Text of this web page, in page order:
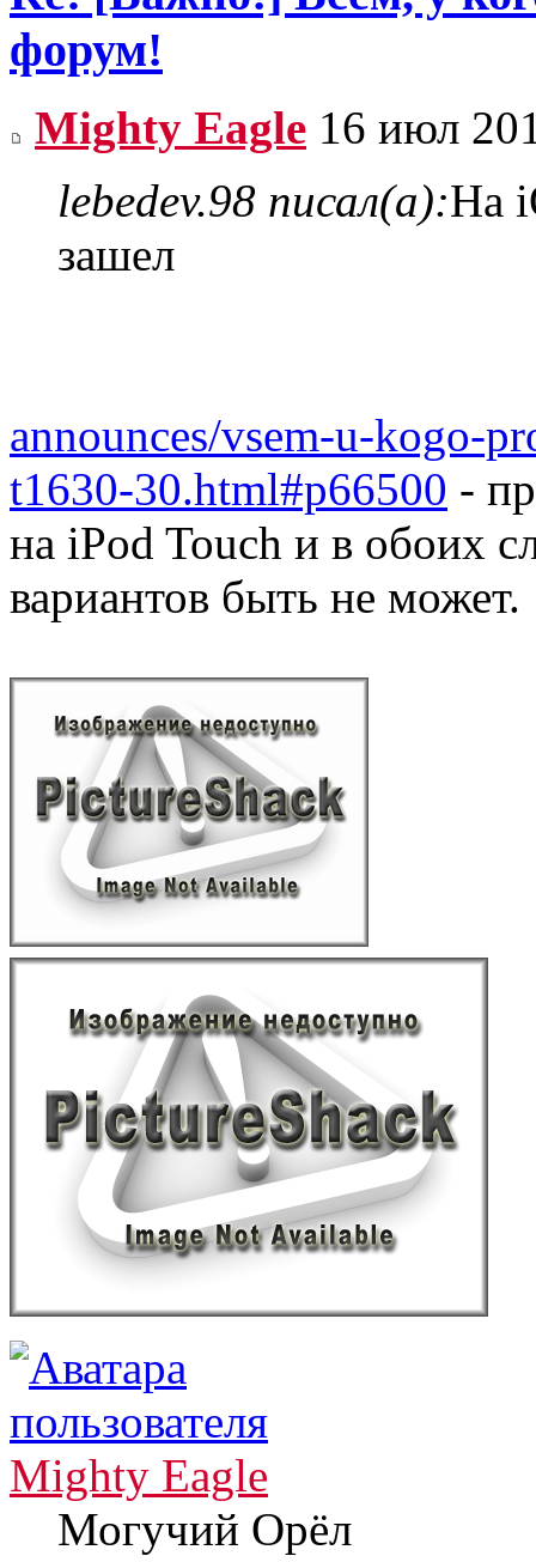
форум!
Mighty Eagle 16 июл
lebedev.98 писал(а):На
зашел
announces/vsem-u-kogo-
t1630-30.html#p66500 -
на iPod Touch и в обоих
вариантов быть не может.
Mighty Eagle
Могучий Орёл